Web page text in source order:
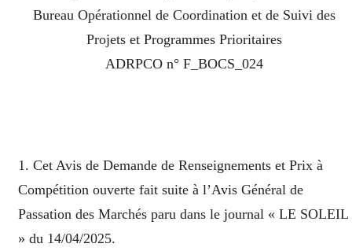
Bureau Opérationnel de Coordination et de Suivi des
Projets et Programmes Prioritaires
ADRPCO n° F_BOCS_024
1. Cet Avis de Demande de Renseignements et Prix à
Compétition ouverte fait suite à l’Avis Général de
Passation des Marchés paru dans le journal « LE SOLEIL
» du 14/04/2025.